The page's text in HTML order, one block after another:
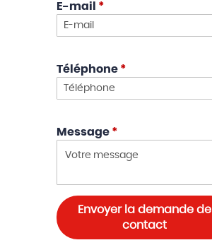
E-mail *
Téléphone *
Message *
Envoyer la demande de
contact